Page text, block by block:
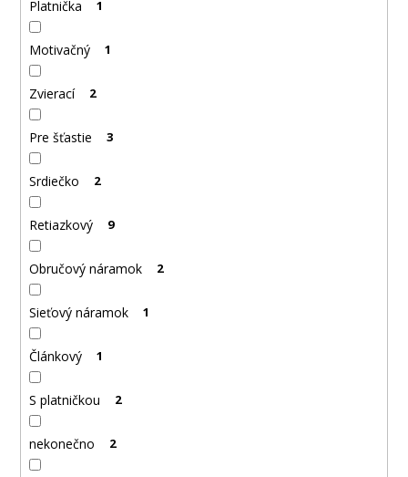
Platnička 1
Motivačný 1
Zvierací 2
Pre šťastie 3
Srdiečko 2
Retiazkový 9
Obručový náramok 2
Sieťový náramok 1
Článkový 1
S platničkou 2
nekonečno 2